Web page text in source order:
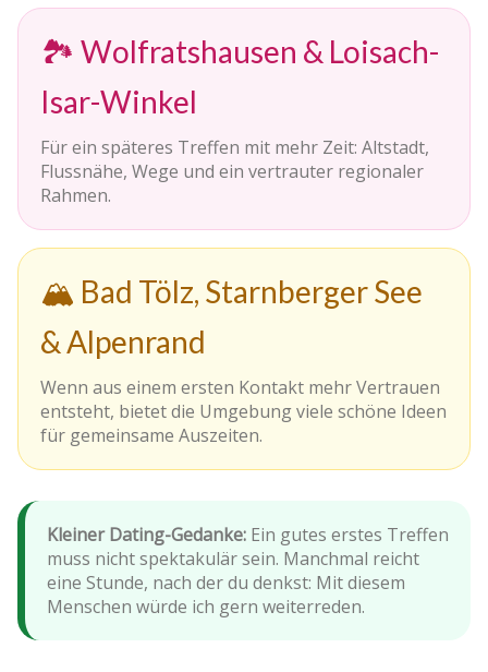
🏞️ Wolfratshausen & Loisach-
Isar-Winkel
Für ein späteres Treffen mit mehr Zeit: Altstadt,
Flussnähe, Wege und ein vertrauter regionaler
Rahmen.
🏔️ Bad Tölz, Starnberger See
& Alpenrand
Wenn aus einem ersten Kontakt mehr Vertrauen
entsteht, bietet die Umgebung viele schöne Ideen
für gemeinsame Auszeiten.
Kleiner Dating-Gedanke: Ein gutes erstes Treffen
muss nicht spektakulär sein. Manchmal reicht
eine Stunde, nach der du denkst: Mit diesem
Menschen würde ich gern weiterreden.